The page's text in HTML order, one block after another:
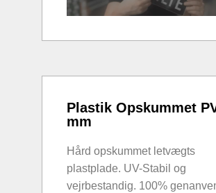
Plastik Opskummet
mm
Hård opskummet letvægts
plastplade. UV-Stabil og
vejrbestandig. 100%